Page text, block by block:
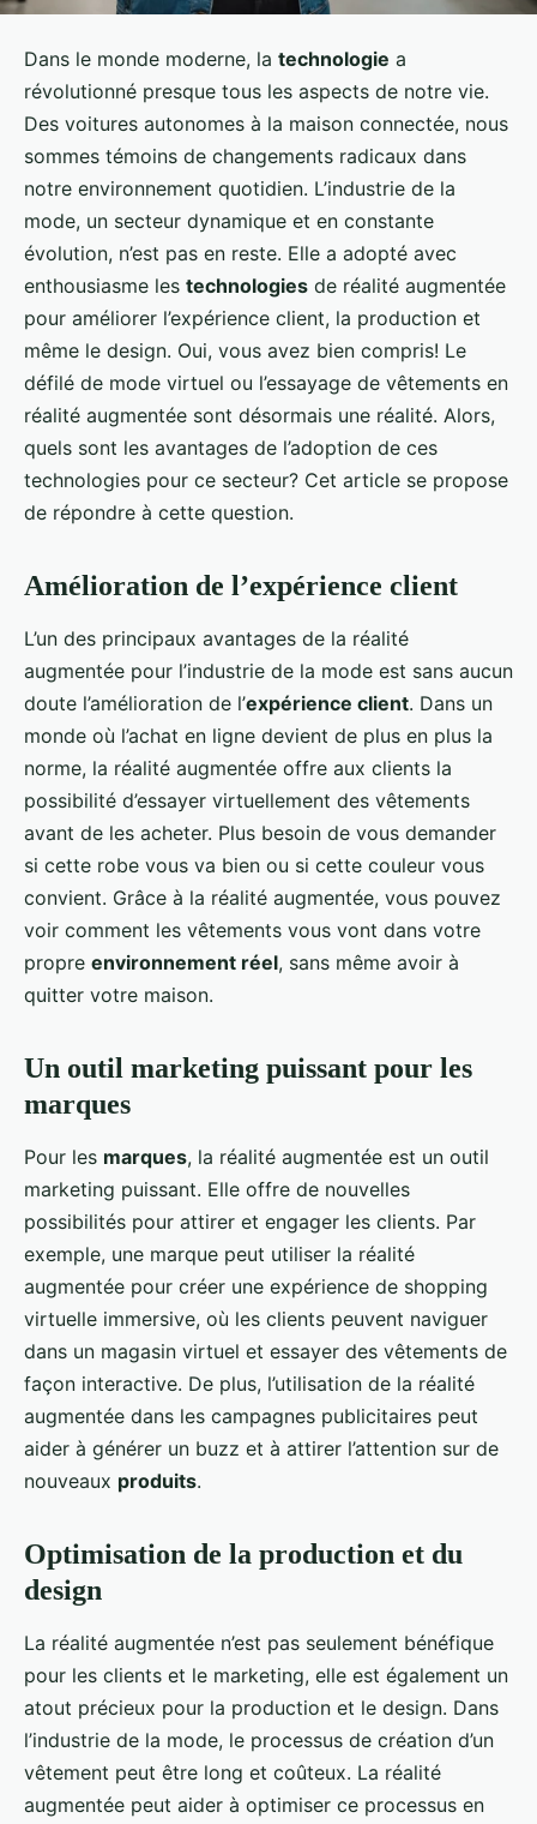
Dans le monde moderne, la technologie a
révolutionné presque tous les aspects de notre vie.
Des voitures autonomes à la maison connectée, nous
sommes témoins de changements radicaux dans
notre environnement quotidien. L’industrie de la
mode, un secteur dynamique et en constante
évolution, n’est pas en reste. Elle a adopté avec
enthousiasme les technologies de réalité augmentée
pour améliorer l’expérience client, la production et
même le design. Oui, vous avez bien compris! Le
défilé de mode virtuel ou l’essayage de vêtements en
réalité augmentée sont désormais une réalité. Alors,
quels sont les avantages de l’adoption de ces
technologies pour ce secteur? Cet article se propose
de répondre à cette question.
Amélioration de l’expérience client
L’un des principaux avantages de la réalité
augmentée pour l’industrie de la mode est sans aucun
doute l’amélioration de l’expérience client. Dans un
monde où l’achat en ligne devient de plus en plus la
norme, la réalité augmentée offre aux clients la
possibilité d’essayer virtuellement des vêtements
avant de les acheter. Plus besoin de vous demander
si cette robe vous va bien ou si cette couleur vous
convient. Grâce à la réalité augmentée, vous pouvez
voir comment les vêtements vous vont dans votre
propre environnement réel, sans même avoir à
quitter votre maison.
Un outil marketing puissant pour les
marques
Pour les marques, la réalité augmentée est un outil
marketing puissant. Elle offre de nouvelles
possibilités pour attirer et engager les clients. Par
exemple, une marque peut utiliser la réalité
augmentée pour créer une expérience de shopping
virtuelle immersive, où les clients peuvent naviguer
dans un magasin virtuel et essayer des vêtements de
façon interactive. De plus, l’utilisation de la réalité
augmentée dans les campagnes publicitaires peut
aider à générer un buzz et à attirer l’attention sur de
nouveaux produits.
Optimisation de la production et du
design
La réalité augmentée n’est pas seulement bénéfique
pour les clients et le marketing, elle est également un
atout précieux pour la production et le design. Dans
l’industrie de la mode, le processus de création d’un
vêtement peut être long et coûteux. La réalité
augmentée peut aider à optimiser ce processus en